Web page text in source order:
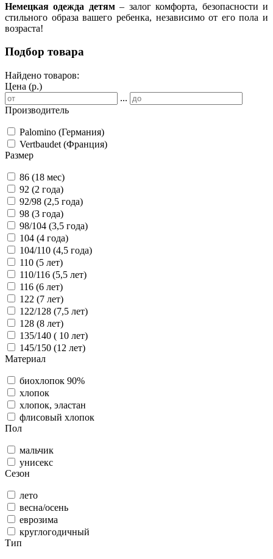
Немецкая одежда детям– залог комфорта, безопасности и
стильного образа вашего ребенка, независимо от его пола и
возраста!
Подбор товара
Найдено товаров:
Цена (р.)
...
Производитель
Palomino (Германия)
Vertbaudet (Франция)
Размер
86 (18 мес)
92 (2 года)
92/98 (2,5 года)
98 (3 года)
98/104 (3,5 года)
104 (4 года)
104/110 (4,5 года)
110 (5 лет)
110/116 (5,5 лет)
116 (6 лет)
122 (7 лет)
122/128 (7,5 лет)
128 (8 лет)
135/140 ( 10 лет)
145/150 (12 лет)
Материал
биохлопок 90%
хлопок
хлопок, эластан
флисовый хлопок
Пол
мальчик
унисекс
Сезон
лето
весна/осень
еврозима
круглогодичный
Тип